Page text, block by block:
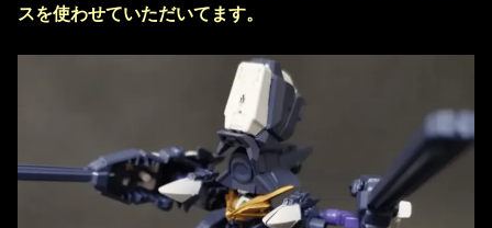
スを使わせていただいてます。